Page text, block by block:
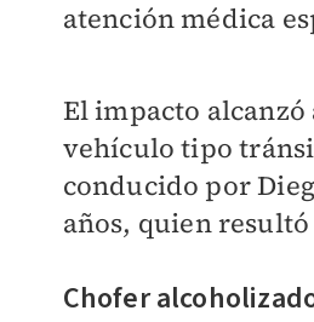
atención médica
El impacto
vehículo tipo
conducido por
años, quien
Chofer